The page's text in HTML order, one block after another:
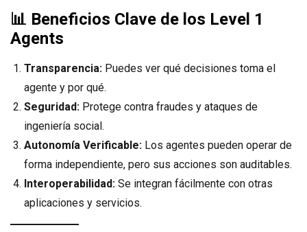
📊 Beneficios Clave de los Level 1
Agents
Transparencia: Puedes ver qué decisiones toma el
agente y por qué.
Seguridad: Protege contra fraudes y ataques de
ingeniería social.
Autonomía Verificable: Los agentes pueden operar de
forma independiente, pero sus acciones son auditables.
Interoperabilidad: Se integran fácilmente con otras
aplicaciones y servicios.